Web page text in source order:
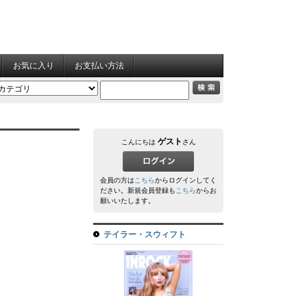
お気に入り お支払い方法
こんにちは ゲスト さん
会員の方はこちらからログインしてく
ださい。新規会員登録もこちらからお
願いいたします。
テイラー・スウィフト